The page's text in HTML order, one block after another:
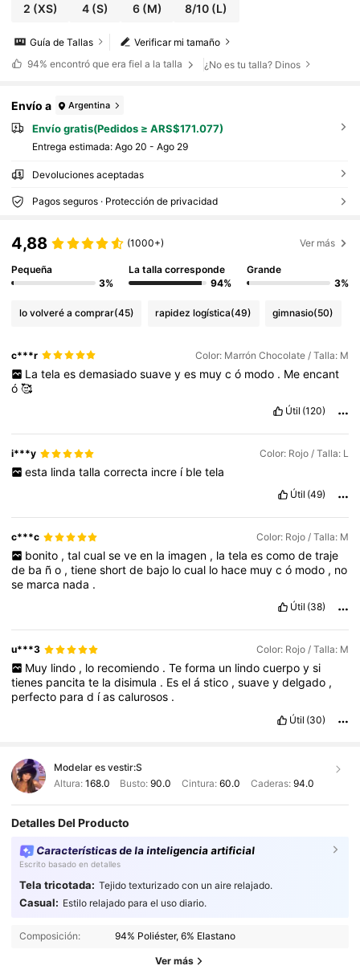
2 (XS) 4(S) 6(M) 8/10 (L)
Verificar mi tamaño
Guía de Tallas
94% encontró que era fiel a la talla ¿No es tu talla? Dinos
Envío a Argentina
Envío gratis(Pedidos ≥ ARS$171.077)
Entrega estimada: Ago 20 - Ago 29
Devoluciones aceptadas
Pagos seguros · Protección de privacidad
4,88 (1000+) Ver más
Pequeña
3%
La talla corresponde
94%
Grande
3%
lo volveré a comprar(45) rapidez logística(49) gimnasio(50)
c***r Color: Marrón Chocolate / Talla: M
La tela es demasiado suave y es muy c ó modo . Me encant
ó🥰
Útil (120)
i***y Color: Rojo / Talla: L
esta linda talla correcta incre í ble tela
Útil (49)
c***c Color: Rojo / Talla: M
bonito , tal cual se ve en la imagen , la tela es como de traje
de ba ño ,tieneshortde bajo locual lo hace muycó modo , no
se marca nada .
Útil (38)
u***3 Color: Rojo / Talla: M
Muy lindo , lo recomiendo . Te forma un lindo cuerpo y si
tienes pancitate ladisimula . Eselástico ,suaveydelgado ,
perfecto parad íascalurosos .
Útil (30)
Modelar es vestir:S
Altura: 168.0 Busto:90.0 Cintura: 60.0 Caderas: 94.0
Detalles Del Producto
Características de la inteligencia artificial
Escrito basado en detalles
Tela tricotada: Tejido texturizado con un aire relajado.
Casual: Estilo relajado para el uso diario.
Composición: 94% Poliéster, 6% Elastano
Ver más